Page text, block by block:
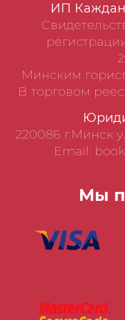
ИП Каждан
Минским
В торговом
220086 г.Минск
Email:
Мы